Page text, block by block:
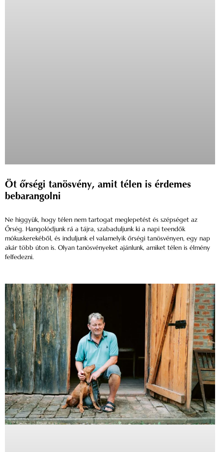
Öt őrségi tanösvény, amit télen is érdemes
bebarangolni
Ne higgyük, hogy télen nem tartogat meglepetést és szépséget az
Őrség. Hangolódjunk rá a tájra, szabaduljunk ki a napi teendők
mókuskerekéből, és induljunk el valamelyik őrségi tanösvényen, egy nap
akár több úton is. Olyan tanösvényeket ajánlunk, amiket télen is élmény
felfedezni.